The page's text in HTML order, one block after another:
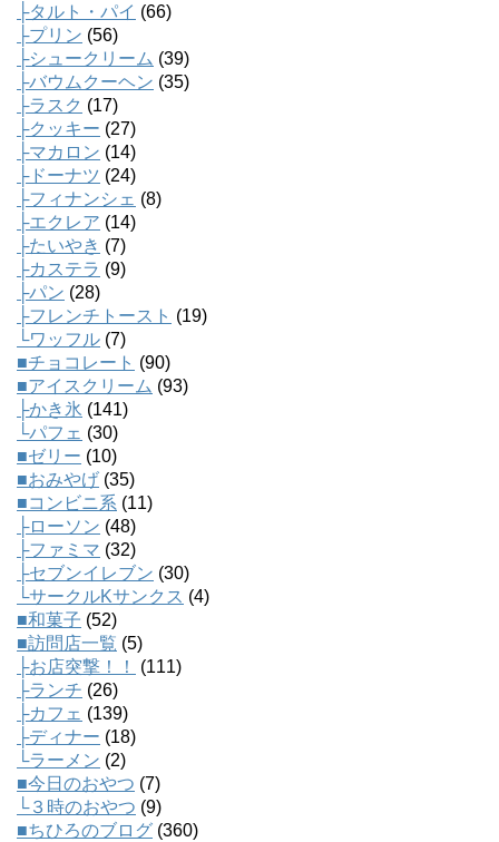
├タルト・パイ (66)
├プリン (56)
├シュークリーム (39)
├バウムクーヘン (35)
├ラスク (17)
├クッキー (27)
├マカロン (14)
├ドーナツ (24)
├フィナンシェ (8)
├エクレア (14)
├たいやき (7)
├カステラ (9)
├パン (28)
├フレンチトースト (19)
└ワッフル (7)
■チョコレート (90)
■アイスクリーム (93)
├かき氷 (141)
└パフェ (30)
■ゼリー (10)
■おみやげ (35)
■コンビニ系 (11)
├ローソン (48)
├ファミマ (32)
├セブンイレブン (30)
└サークルKサンクス (4)
■和菓子 (52)
■訪問店一覧 (5)
├お店突撃！！
(111)
├ランチ (26)
├カフェ (139)
├ディナー (18)
└ラーメン (2)
■今日のおやつ (7)
└３時のおやつ (9)
■ちひろのブログ (360)